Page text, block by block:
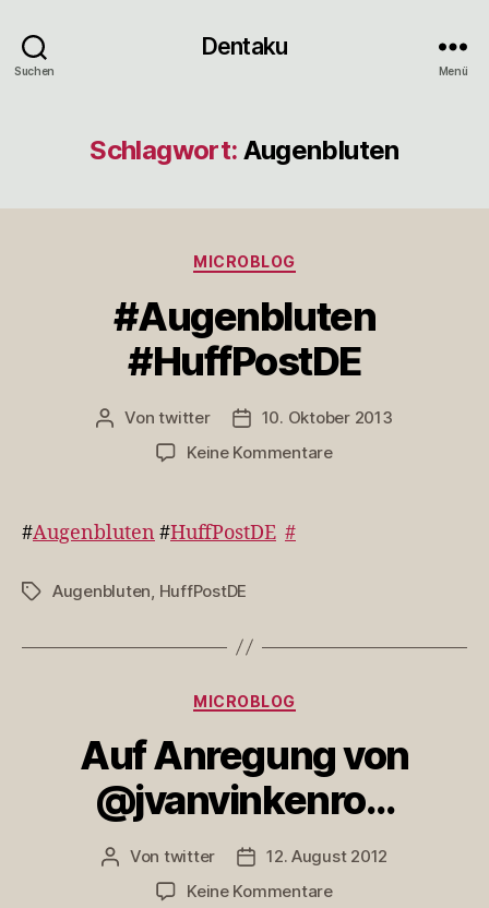
Suchen
Dentaku
Menü
Schlagwort: Augenbluten
Kategorien
MICROBLOG
#Augenbluten
#HuffPostDE
Beitragsautor
Vontwitter Veröffentlichungsdatum
10. Oktober 2013
Keine Kommentarezu
#Augenbluten #HuffPostDE #
Schlagwörter
Augenbluten HuffPostDE
Kategorien
MICROBLOG
Auf Anregung von
@jvanvinkenro…
Beitragsautor
Von twitter Veröffentlichungsdatum
12. August 2012
Keine Kommentarezu